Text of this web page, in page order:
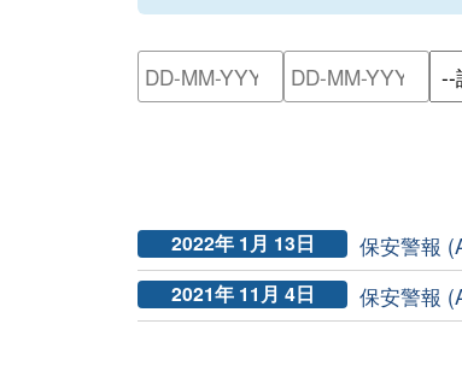
請輸入搜尋日期範
2022年 1月 13日 保安警報
2021年 11月 4日 保安警報